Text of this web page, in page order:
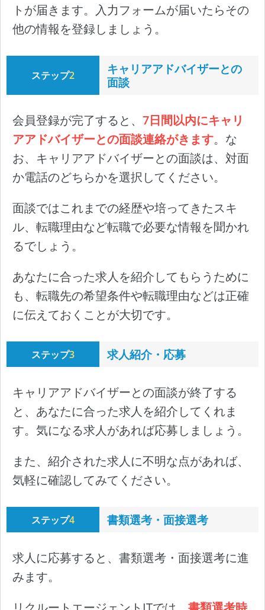
トが届きます。入力フォームが届いたらその
他の情報を登録しましょう。
ステップ2
キャリアアドバイザーとの
面談
会員登録が完了すると、 7日間以内にキャリ
アアドバイザーとの面談連絡がきます。な
お、キャリアアドバイザーとの面談は、対面
か電話のどちらかを選択してください。
面談ではこれまでの経歴や培ってきたスキ
ル、転職理由など転職で必要な情報を聞かれ
るでしょう。
あなたに合った求人を紹介してもらうために
も、転職先の希望条件や転職理由などは正確
に伝えておくことが大切です。
ステップ3 求人紹介・応募
キャリアアドバイザーとの面談が終了する
と、あなたに合った求人を紹介してくれま
す。気になる求人があれば応募しましょう。
また、紹介された求人に不明な点があれば、
気軽に確認してみてください。
ステップ4 書類選考・面接選考
求人に応募すると、書類選考・面接選考に進
みます。